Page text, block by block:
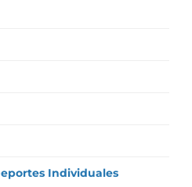
Individuales